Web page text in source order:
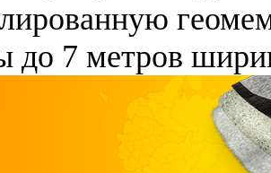
до 7 метров